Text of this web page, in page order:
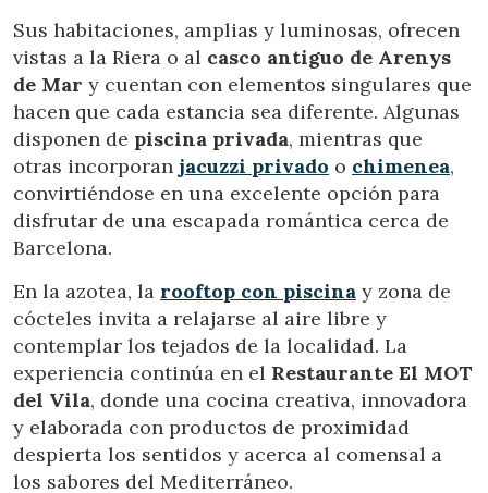
Sus habitaciones, amplias y luminosas, ofrecen
vistas a la Riera o al casco antiguo de Arenys
de Mar y cuentan con elementos singulares que
hacen que cada estancia sea diferente. Algunas
disponen de piscina privada, mientras que
otras incorporan jacuzzi privado o chimenea,
convirtiéndose en una excelente opción para
disfrutar de una escapada romántica cerca de
Barcelona.
En la azotea, la rooftop con piscina y zona de
cócteles invita a relajarse al aire libre y
contemplar los tejados de la localidad. La
experiencia continúa en el Restaurante El MOT
del Vila, donde una cocina creativa, innovadora
y elaborada con productos de proximidad
despierta los sentidos y acerca al comensal a
los sabores del Mediterráneo.
Modificar cookies
Técnicas y funcionales
Siempre activas
información con la finalidad de mejorar nuestros servicios.
Si continua navegando, supone la aceptación de la
instalación de las mismas. El usuario tiene la posibilidad
de configurar su navegador pudiendo, si así lo desea,
impedir que sean instaladas en su disco duro, aunque
deberá tener en cuenta que dicha acción podrá ocasionar
Analíticas y personalización
Permiten realizar el seguimiento y análisis del